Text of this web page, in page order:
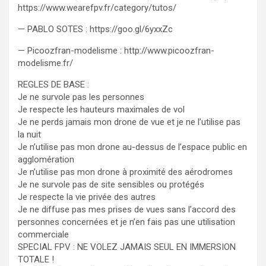
https://www.wearefpv.fr/category/tutos/
— PABLO SOTES : https://goo.gl/6yxxZc
— Picoozfran-modelisme : http://www.picoozfran-
modelisme.fr/
REGLES DE BASE :
Je ne survole pas les personnes
Je respecte les hauteurs maximales de vol
Je ne perds jamais mon drone de vue et je ne l’utilise pas
la nuit
Je n’utilise pas mon drone au-dessus de l’espace public en
agglomération
Je n’utilise pas mon drone à proximité des aérodromes
Je ne survole pas de site sensibles ou protégés
Je respecte la vie privée des autres
Je ne diffuse pas mes prises de vues sans l’accord des
personnes concernées et je n’en fais pas une utilisation
commerciale
SPECIAL FPV : NE VOLEZ JAMAIS SEUL EN IMMERSION
TOTALE !